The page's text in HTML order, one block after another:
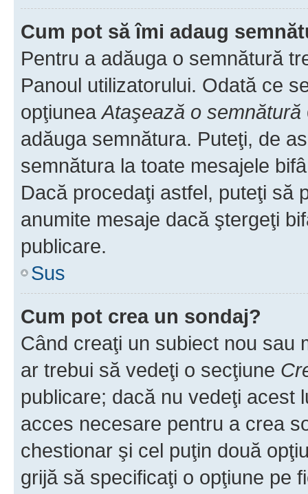
Cum pot să îmi adaug
Pentru a adăuga o semnătură
Panoul utilizatorului. Odată ce
opţiuneaAtaşează o semnătură
adăuga semnătura. Puteţi, de
semnătura la toate mesajele
Dacă procedaţi astfel, puteţi să
anumite mesaje dacă ştergeţi
publicare.
Sus
Cum pot crea un sondaj?
Când creaţi un subiect nou sau
ar trebui să vedeţi o secţiune
publicare; dacă nu vedeţi acest
acces necesare pentru a crea
chestionar şi cel puţin două
grijă să specificaţi o opţiune pe